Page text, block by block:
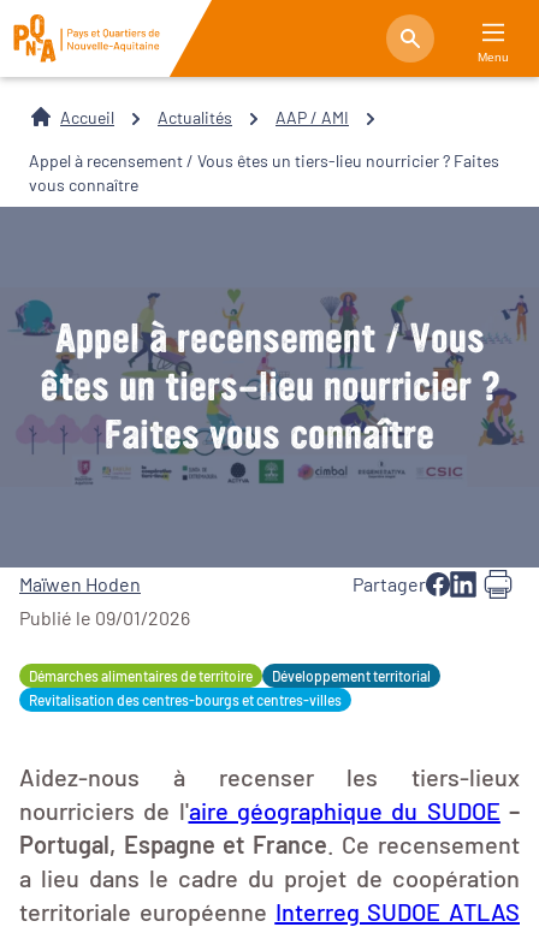
Menu
Accueil Actualités AAP / AMI
Appel à recensement / Vous êtes un tiers-lieu nourricier ? Faites
vous connaître
Appel à recensement / Vous
êtes un tiers-lieu nourricier ?
Faites vous connaître
Maïwen Hoden
Publié le 09/01/2026
Partager
Démarches alimentaires de territoire
Développement territorial
Revitalisation des centres-bourgs et centres-villes
Aidez-nous à recenser les tiers-lieux
nourriciers de l'aire géographique du SUDOE –
Portugal, Espagne et France . Ce recensement
a lieu dans le cadre du projet de coopération
territoriale européenne Interreg SUDOE ATLAS